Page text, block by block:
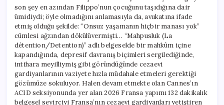
son şey en azından Filippo’nun çocuğunu taşıdığına dair
ümidiydi; öyle olmadığını anlamasıyla da, avukatına ifade
etmiş olduğu şekilde: “Onsuz yaşamanın hiçbir manası yok”
cümlesi ağzından dökülüvermişti… “Mahpusluk (La
détention/Detention)” adlı belgeselde bir mahkûm içine
kapandığında, depresif davranış biçimleri sergilediğinde,
intihara meyilliymiş gibi göründüğünde cezaevi
gardiyanlarının vaziyete hızla müdahale etmeleri gerektiği
gözümüze sokuluyor. Halen devam etmekte olan Cannes’ın
ACID seksiyonunda yer alan 2026 Fransa yapımı 132 dakikalık
belgesel seyirciyi Fransa’nın cezaevi gardiyanları yetiştiren